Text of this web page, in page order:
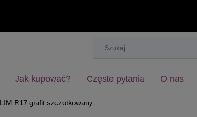
Jak kupować? Częste pytania O nas
R17 grafit szczotkowany